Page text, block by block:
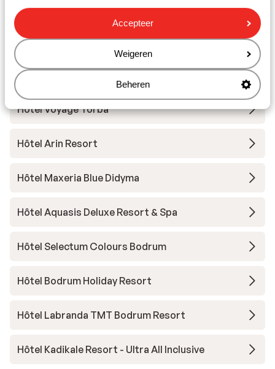
Accepteer
Weigeren
Beheren
Autres hébergements - Côte Egéenne
Hôtel Xanadu Island
Hôtel Voyage Torba
Hôtel Arin Resort
Hôtel Maxeria Blue Didyma
Hôtel Aquasis Deluxe Resort & Spa
Hôtel Selectum Colours Bodrum
Hôtel Bodrum Holiday Resort
Hôtel Labranda TMT Bodrum Resort
Hôtel Kadikale Resort - Ultra All Inclusive